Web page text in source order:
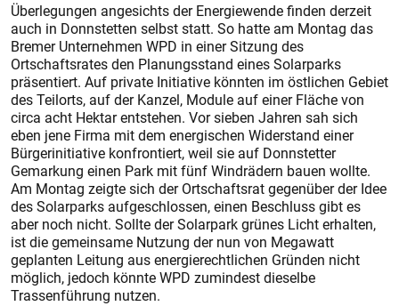
Überlegungen angesichts der Energiewende finden derzeit
auch in Donnstetten selbst statt. So hatte am Montag das
Bremer Unternehmen WPD in einer Sitzung des
Ortschaftsrates den Planungsstand eines Solarparks
präsentiert. Auf private Initiative könnten im östlichen Gebiet
des Teilorts, auf der Kanzel, Module auf einer Fläche von
circa acht Hektar entstehen. Vor sieben Jahren sah sich
eben jene Firma mit dem energischen Widerstand einer
Bürgerinitiative konfrontiert, weil sie auf Donnstetter
Gemarkung einen Park mit fünf Windrädern bauen wollte.
Am Montag zeigte sich der Ortschaftsrat gegenüber der Idee
des Solarparks aufgeschlossen, einen Beschluss gibt es
aber noch nicht. Sollte der Solarpark grünes Licht erhalten,
ist die gemeinsame Nutzung der nun von Megawatt
geplanten Leitung aus energierechtlichen Gründen nicht
möglich, jedoch könnte WPD zumindest dieselbe
Trassenführung nutzen.